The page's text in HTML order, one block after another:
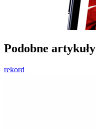
Podobne artykuły
rekord